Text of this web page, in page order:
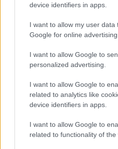
device identifiers in apps.
I want to allow my user data
Google for online
I want to allow Google to
personalized advertising.
I want to allow Google to
related to analytics like
device identifiers in apps.
I want to allow Google to
related to functionality of the
Continua a leggere
WEEKEND